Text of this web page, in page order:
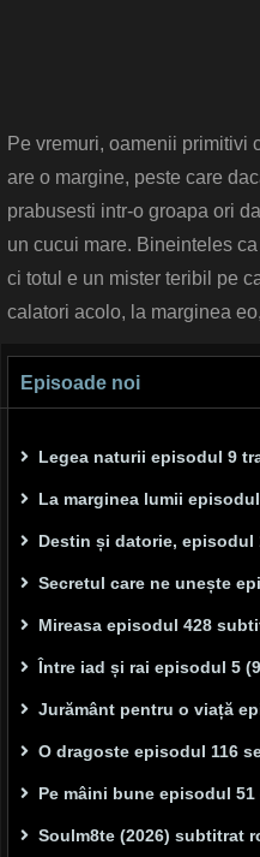
Pe vremuri, oamenii primitivi
are o margine, peste care
prabusesti intr-o groapa ori
un cucui mare. Bineinteles
ci totul e un mister teribil pe
calatori acolo, la marginea
Episoade noi
Legea naturii episodul 9
La marginea lumii
Destin și datorie,
Secretul care ne unește
Mireasa episodul 428
Între iad și rai episodul 5
Jurământ pentru o viață
O dragoste episodul 116
Pe mâini bune episodul
Soulm8te (2026) subtitrat